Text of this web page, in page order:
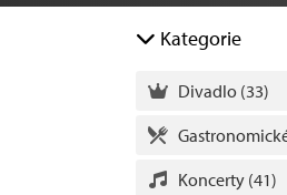
Kategorie
Divadlo (33)
Koncerty (41)